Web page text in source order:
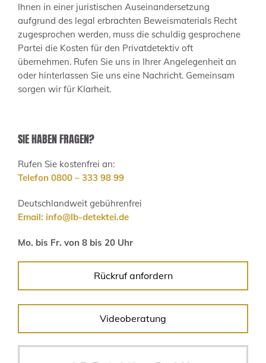
Ihnen in einer juristischen Auseinandersetzung
aufgrund des legal erbrachten Beweismaterials Recht
zugesprochen werden, muss die schuldig gesprochene
Partei die Kosten für den Privatdetektiv oft
übernehmen. Rufen Sie uns in Ihrer Angelegenheit an
oder hinterlassen Sie uns eine Nachricht. Gemeinsam
sorgen wir für Klarheit.
SIE HABEN FRAGEN?
Rufen Sie kostenfrei an:
Telefon 0800 – 333 98 99
Deutschlandweit gebührenfrei
Email: info@lb-detektei.de
Mo. bis Fr. von 8 bis 20 Uhr
Rückruf anfordern
Videoberatung